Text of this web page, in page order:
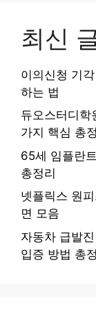
최신
이의신청 기
하는 법
듀오스터디학
가지 핵심 총
65세 임플란
총정리
넷플릭스 원
면 모음
자동차 급발
입증 방법 총